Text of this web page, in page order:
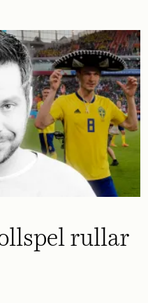
rullar